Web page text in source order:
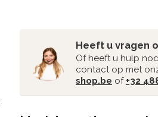
Heeft u vragen
Of heeft u hulp
contact op met
shop.be of +32